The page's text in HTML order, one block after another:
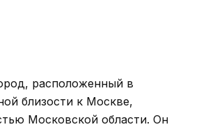
расположенный в
близости к Москве,
Московской области. Он